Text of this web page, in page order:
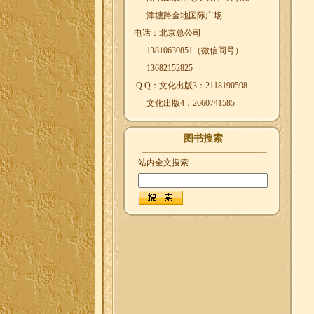
津塘路金地国际广场
电话：北京总公司
13810630851（微信同号）
13682152825
Q Q：文化出版3：2118190598
文化出版4：2660741585
图书搜索
站内全文搜索